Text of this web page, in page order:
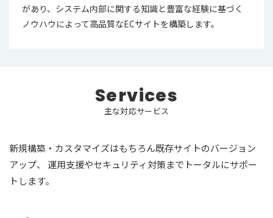
があり、システム内部に関する知識と豊富な経験に基づく
ノウハウによって高品質なECサイトを構築します。
Services
主な対応サー ビス
新規構築・カスタマイズはもちろん既存サイトのバージョン
アップ、
運用支援やセキュリティ対策までトータルにサポー
トします。